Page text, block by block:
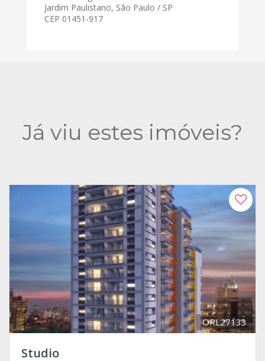
Jardim Paulistano, São Paulo / SP
CEP 01451-917
Já viu estes imóveis?
ORL27133
Studio